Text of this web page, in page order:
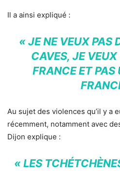
Il a ainsi expliqué :
« JE NE VEUX PAS
CAVES, JE
FRANCE ET PAS
Au sujet des violences qu’il y a
récemment, notamment avec
Dijon explique :
« LES